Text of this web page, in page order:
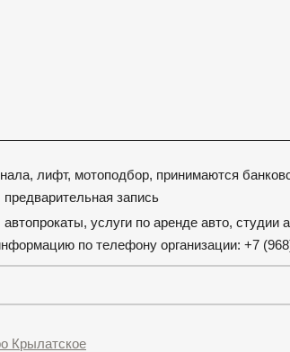
лифт, мотоподбор, принимаются
запись
услуги по аренде авто, студии
по телефону организации: +7
Крылатское